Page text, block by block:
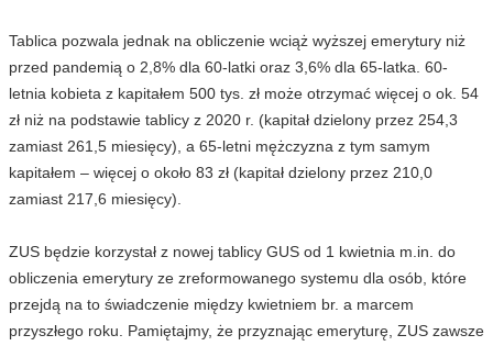
Tablica pozwala jednak na obliczenie wciąż wyższej emerytury niż
przed pandemią o 2,8% dla 60-latki oraz 3,6% dla 65-latka. 60-
letnia kobieta z kapitałem 500 tys. zł może otrzymać więcej o ok. 54
zł niż na podstawie tablicy z 2020 r. (kapitał dzielony przez 254,3
zamiast 261,5 miesięcy), a 65-letni mężczyzna z tym samym
kapitałem – więcej o około 83 zł (kapitał dzielony przez 210,0
zamiast 217,6 miesięcy).
ZUS będzie korzystał z nowej tablicy GUS od 1 kwietnia m.in. do
obliczenia emerytury ze zreformowanego systemu dla osób, które
przejdą na to świadczenie między kwietniem br. a marcem
przyszłego roku. Pamiętajmy, że przyznając emeryturę, ZUS zawsze